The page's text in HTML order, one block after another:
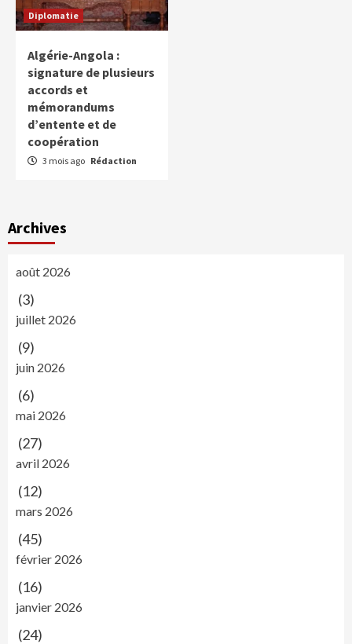
Diplomatie
Algérie-Angola :
signature de plusieurs
accords et
mémorandums
d’entente et de
coopération
3 mois ago Rédaction
Archives
août 2026
(3)
juillet 2026
(9)
juin 2026
(6)
mai 2026
(27)
avril 2026
(12)
mars 2026
(45)
février 2026
(16)
janvier 2026
(24)